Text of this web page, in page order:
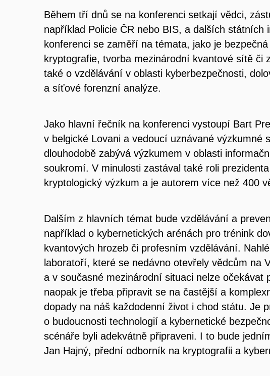
Během tří dnů se na konferenci setkají vědci,
například Policie ČR nebo BIS, a dalších
konferenci se zaměří na témata, jako je
kryptografie, tvorba mezinárodní kvantové sítě či
také o vzdělávání v oblasti kyberbezpečnosti,
a síťové forenzní analýze.
Jako hlavní řečník na konferenci vystoupí Bart
v belgické Lovani a vedoucí uznávané výzkumné
dlouhodobě zabývá výzkumem v oblasti
soukromí. V minulosti zastával také roli
kryptologický výzkum a je autorem více než 400
Dalším z hlavních témat bude vzdělávání a
například o kybernetických arénách pro trénink
kvantových hrozeb či profesním vzdělávání.
laboratoří, které se nedávno otevřely vědcům na
a v současné mezinárodní situaci nelze očekávat
naopak je třeba připravit se na častější a
dopady na náš každodenní život i chod státu. Je
o budoucnosti technologií a kybernetické
scénáře byli adekvátně připraveni. I to bude
Jan Hajný, přední odborník na kryptografii a